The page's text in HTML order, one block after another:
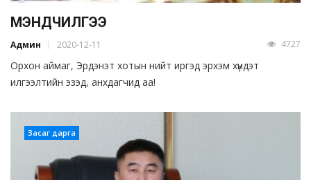
МЭНДЧИЛГЭЭ
Админ 2020-12-11 4727
Орхон аймаг, Эрдэнэт хотын нийт иргэд эрхэм хүндэт
илгээлтийн эзэд, анхдагчид аа!
Засаг дарга